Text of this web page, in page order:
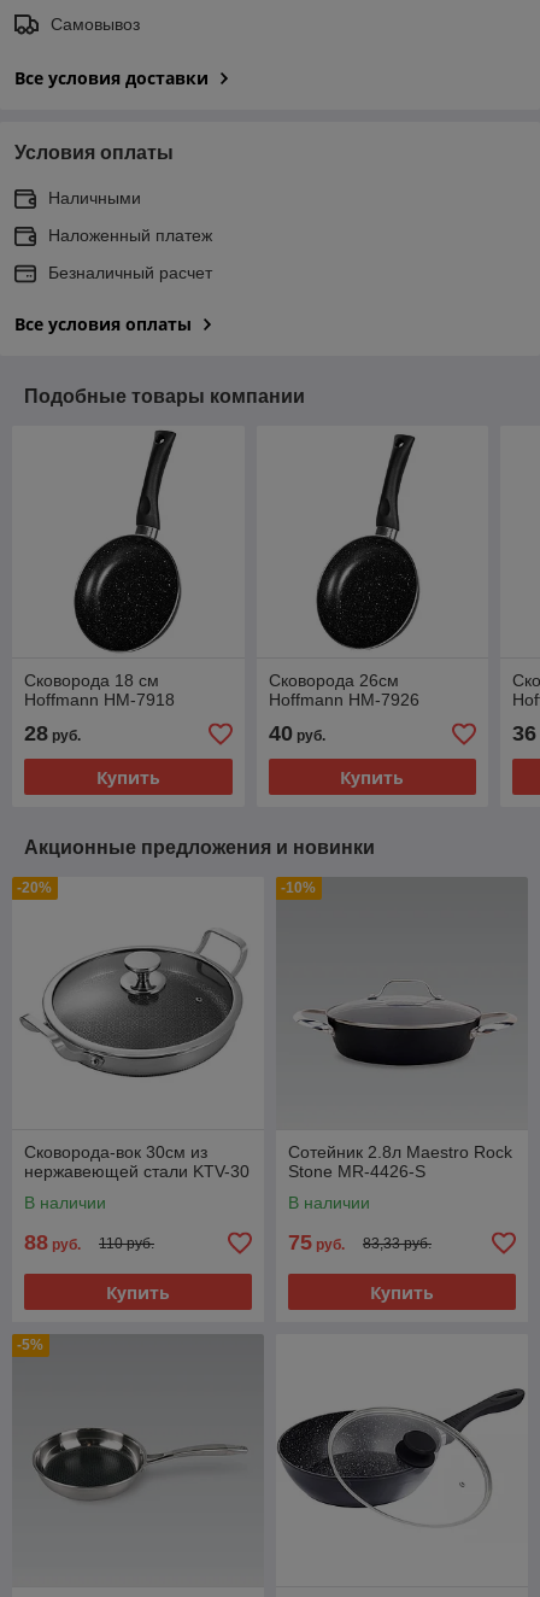
Самовывоз
Все условия доставки
Условия оплаты
Наличными
Наложенный платеж
Безналичный расчет
Все условия оплаты
Подобные товары компании
Сковорода 18 см
Hoffmann HM-7918
28 руб.
Купить
Сковорода 26см
Hoffmann HM-7926
40руб.
Купить
36
Акционные предложения и новинки
-20%
Сковорода-вок 30см из
нержавеющей стали KTV-30
В наличии
88 руб. 110 руб.
Купить
-10%
Сотейник 2.8л Maestro Rock
Stone MR-4426-S
В наличии
75 руб. 83,33 руб.
Купить
-5%